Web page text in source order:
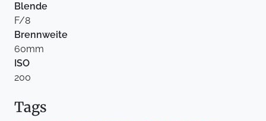
Blende
F/8
Brennweite
60mm
ISO
200
Tags